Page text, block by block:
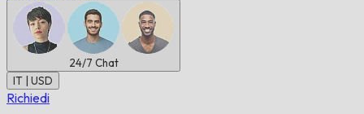
24/7 Chat
IT | USD
Richiedi